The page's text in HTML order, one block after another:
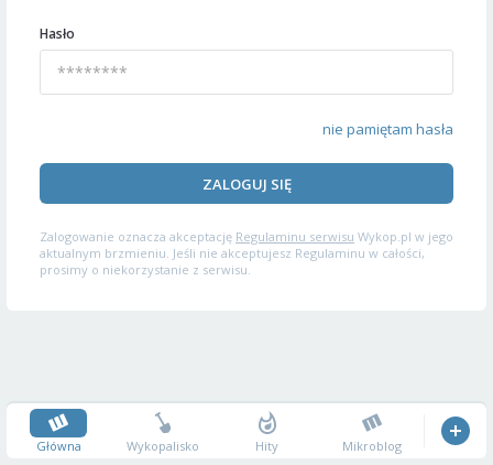
Hasło
nie pamiętam hasła
ZALOGUJ SIĘ
Zalogowanie oznacza akceptację Regulaminu serwisu Wykop.pl w jego
aktualnym brzmieniu. Jeśli nie akceptujesz Regulaminu w całości,
prosimy o niekorzystanie z serwisu.
Główna Wykopalisko Hity Mikroblog